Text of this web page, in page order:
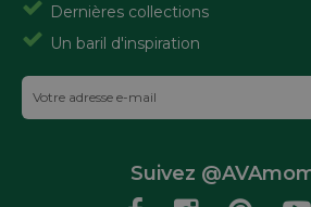
Dernières collections
Un baril d'inspiration
Suivez